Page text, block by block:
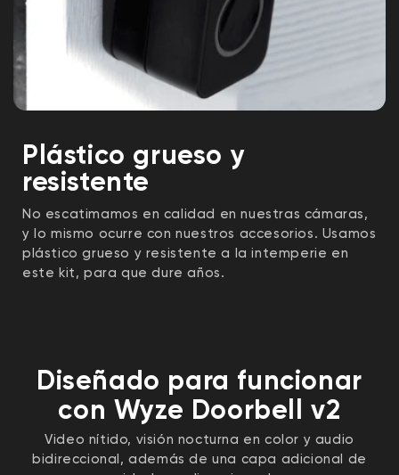
Plástico grueso y
resistente
No escatimamos en calidad en nuestras cámaras,
y lo mismo ocurre con nuestros accesorios. Usamos
plástico grueso y resistente a la intemperie en
este kit, para que dure años.
Diseñado para funcionar
con Wyze Doorbell v2
Video nítido, visión nocturna en color y audio
bidireccional, además de una capa adicional de